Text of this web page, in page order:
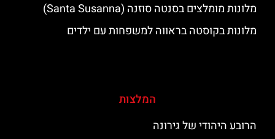
מלונות מומלצים בסנטה סוזנה (Santa Susanna)
מלונות בקוסטה בראווה למשפחות עם ילדים
המלצות
הרובע היהודי של גירונה